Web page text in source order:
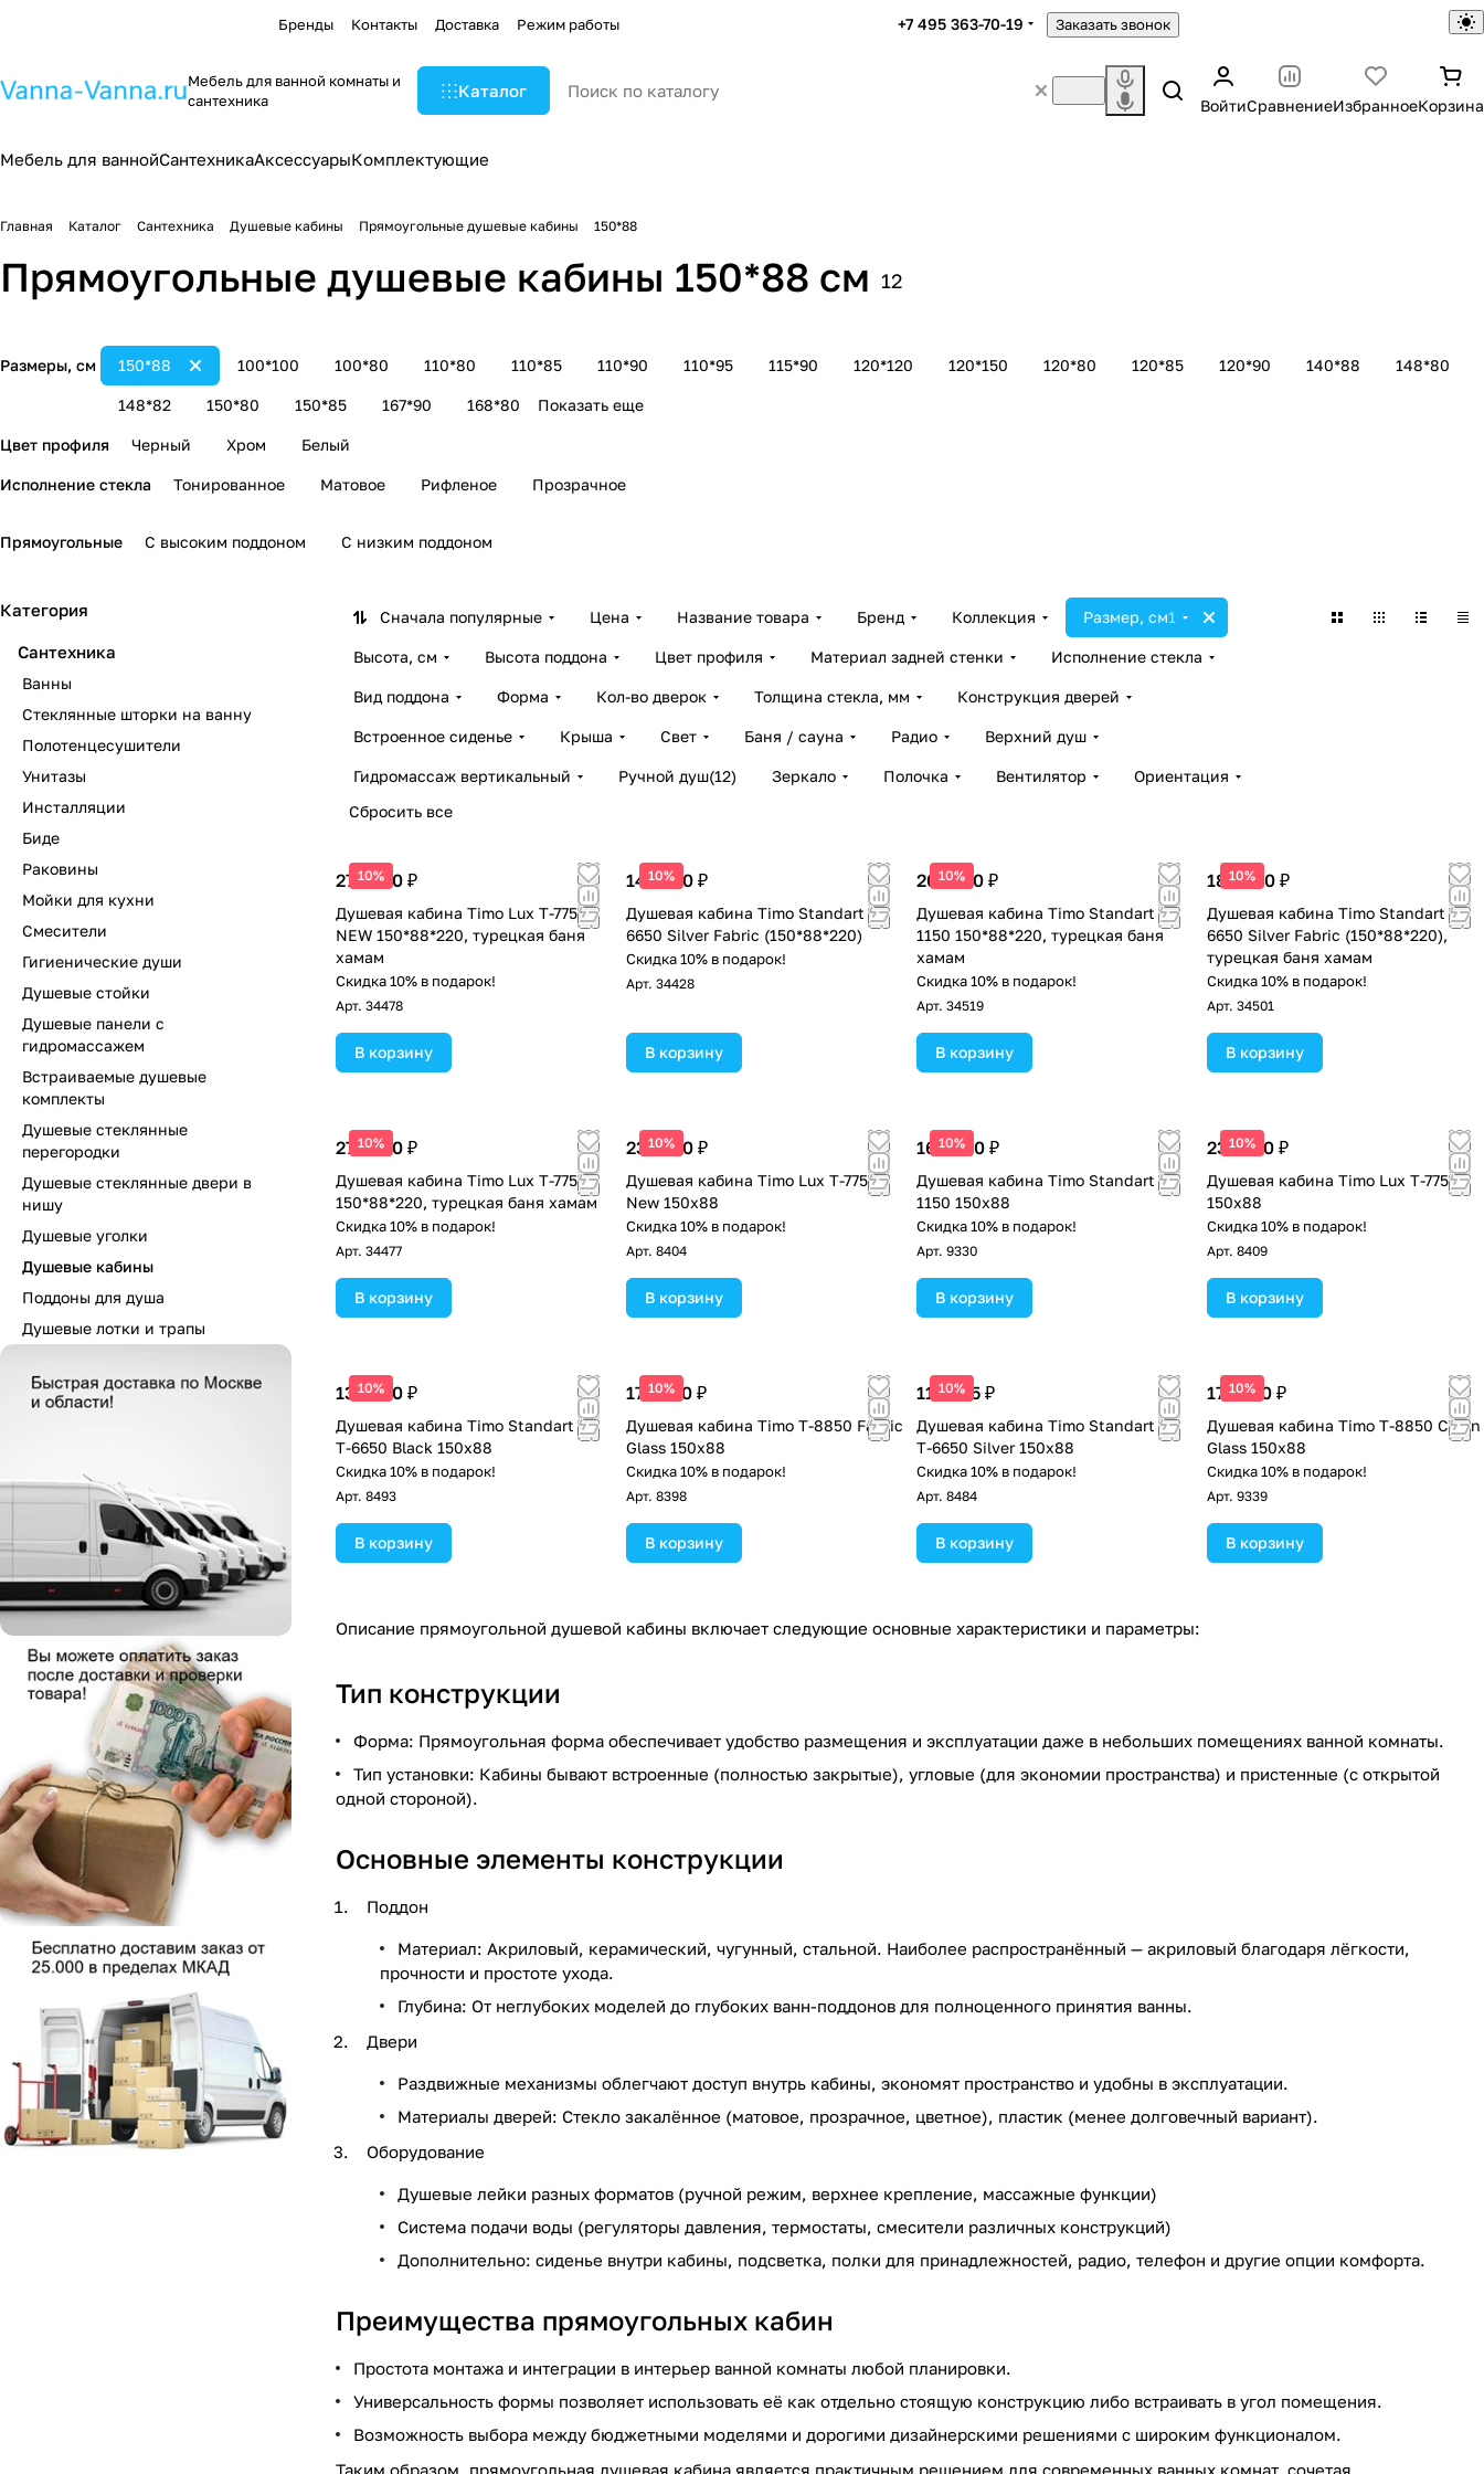
Бренды Контакты Доставка Режим работы +7 495 363-70-19 Заказать звонок
Мебель для ванной комнаты и
сантехника
Каталог
ВойтиСравнениеИзбранноеКорзина
Мебель для ваннойСантехникаАксессуарыКомплектующие
Главная Каталог Сантехника Душевые кабины Прямоугольные душевые кабины 150*88
Прямоугольные душевые кабины 150*88 см 12
Размеры, см 100*100 100*80 110*80 110*85 110*90 110*95 115*90 120*120 120*150 120*80 120*85 120*90 140*88 148*80
148*82 150*80 150*85
150*88
167*90 168*80 Показать еще
Цвет профиля Черный Хром Белый
Исполнение стекла Тонированное Матовое Рифленое Прозрачное
Прямоугольные С высоким поддоном С низким поддоном
Сначала популярные Цена Название товара Бренд Коллекция Размер, см1
Высота, см Высота поддона Цвет профиля Материал задней стенки Исполнение стекла
Вид поддона Форма Кол-во дверок Толщина стекла, мм Конструкция дверей
Встроенное сиденье Крыша Свет Баня / сауна Радио Верхний душ
Гидромассаж вертикальный Ручной душ(12) Зеркало Полочка Вентилятор
Ориентация
Сбросить все
10%
277 300 ₽
Душевая кабина Timo Lux T-7750
NEW 150*88*220, турецкая баня
хамам
Скидка 10% в подарок!
Арт. 34478
В корзину
10%
143 200 ₽
Душевая кабина Timo Standart T-
6650 Silver Fabric (150*88*220)
Скидка 10% в подарок!
Арт. 34428
В корзину
10%
205 700 ₽
Душевая кабина Timo Standart T-
1150 150*88*220, турецкая баня
хамам
Скидка 10% в подарок!
Арт. 34519
В корзину
10%
188 000 ₽
Душевая кабина Timo Standart T-
6650 Silver Fabric (150*88*220),
турецкая баня хамам
Скидка 10% в подарок!
Арт. 34501
В корзину
10%
277 300 ₽
Душевая кабина Timo Lux T-7750
150*88*220, турецкая баня хамам
Скидка 10% в подарок!
Арт. 34477
В корзину
10%
232 500 ₽
Душевая кабина Timo Lux T-7750
New 150х88
Скидка 10% в подарок!
Арт. 8404
В корзину
10%
160 900 ₽
Душевая кабина Timo Standart T-
1150 150х88
Скидка 10% в подарок!
Арт. 9330
В корзину
10%
232 500 ₽
Душевая кабина Timo Lux T-7750
150х88
Скидка 10% в подарок!
Арт. 8409
В корзину
10%
132 600 ₽
Душевая кабина Timo Standart
Т-6650 Black 150x88
Скидка 10% в подарок!
Арт. 8493
В корзину
10%
175 800 ₽
Душевая кабина Timo Т-8850 Fabric
Glass 150х88
Скидка 10% в подарок!
Арт. 8398
В корзину
10%
116 025 ₽
Душевая кабина Timo Standart
Т-6650 Silver 150x88
Скидка 10% в подарок!
Арт. 8484
В корзину
10%
177 500 ₽
Душевая кабина Timo T-8850 Clean
Glass 150х88
Скидка 10% в подарок!
Арт. 9339
В корзину
Описание прямоугольной душевой кабины включает следующие основные характеристики и параметры:
Тип конструкции
Форма: Прямоугольная форма обеспечивает удобство размещения и эксплуатации даже в небольших помещениях ванной комнаты.
Тип установки: Кабины бывают встроенные (полностью закрытые), угловые (для экономии пространства) и пристенные (с открытой
одной стороной).
Основные элементы конструкции
Поддон
Материал: Акриловый, керамический, чугунный, стальной. Наиболее распространённый — акриловый благодаря лёгкости,
прочности и простоте ухода.
Глубина: От неглубоких моделей до глубоких ванн-поддонов для полноценного принятия ванны.
Двери
Раздвижные механизмы облегчают доступ внутрь кабины, экономят пространство и удобны в эксплуатации.
Материалы дверей: Стекло закалённое (матовое, прозрачное, цветное), пластик (менее долговечный вариант).
Оборудование
Душевые лейки разных форматов (ручной режим, верхнее крепление, массажные функции)
Система подачи воды (регуляторы давления, термостаты, смесители различных конструкций)
Дополнительно: сиденье внутри кабины, подсветка, полки для принадлежностей, радио, телефон и другие опции комфорта.
Преимущества прямоугольных кабин
Простота монтажа и интеграции в интерьер ванной комнаты любой планировки.
Универсальность формы позволяет использовать её как отдельно стоящую конструкцию либо встраивать в угол помещения.
Возможность выбора между бюджетными моделями и дорогими дизайнерскими решениями с широким функционалом.
Таким образом, прямоугольная душевая кабина является практичным решением для современных ванных комнат, сочетая
Категория
Сантехника
Ванны
Стеклянные шторки на ванну
Полотенцесушители
Унитазы
Инсталляции
Биде
Раковины
Мойки для кухни
Смесители
Гигиенические души
Душевые стойки
Душевые панели с
гидромассажем
Встраиваемые душевые
комплекты
Душевые стеклянные
перегородки
Душевые стеклянные двери в
нишу
Душевые уголки
Душевые кабины
Поддоны для душа
Душевые лотки и трапы